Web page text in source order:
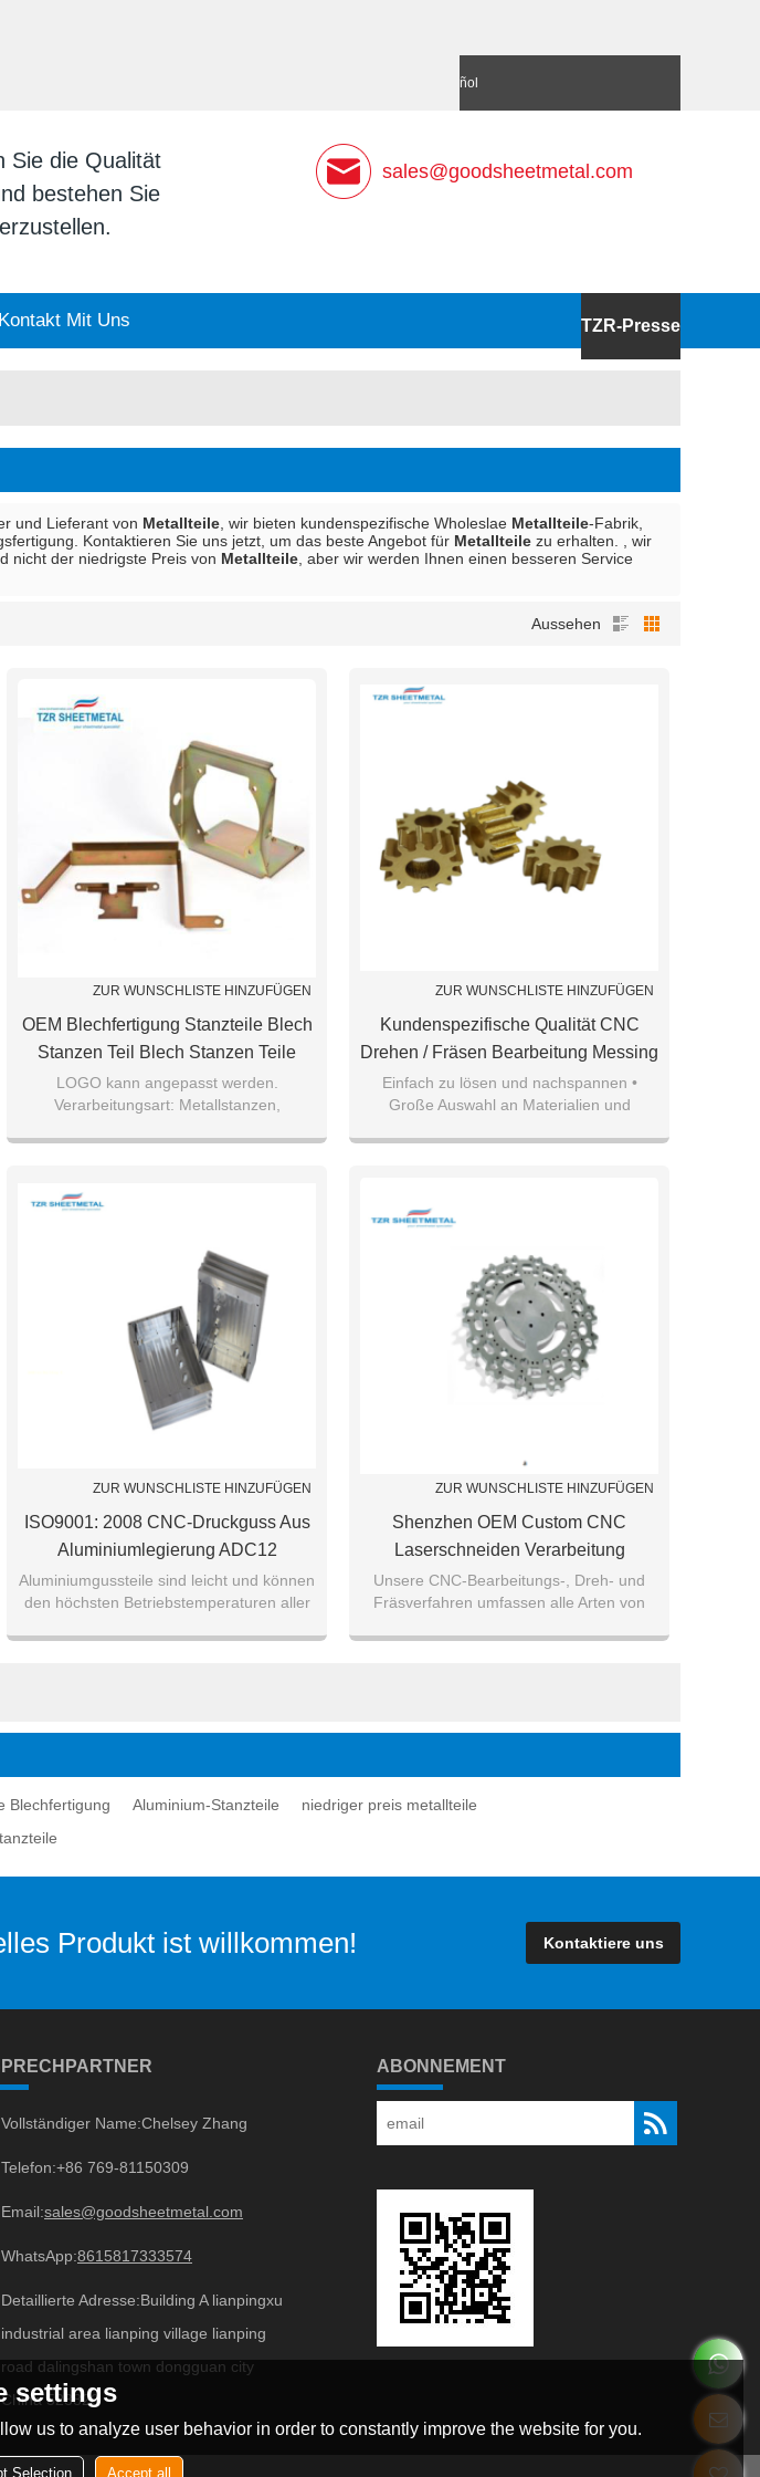
Español
Sie die Qualität
bestehen Sie
sales@goodsheetmetal.com
Kontakt Mit Uns TZR-Presse
und Lieferant von Metallteile , wir bieten kundenspezifische Wholeslae Metallteile-Fabrik,
Kontaktieren Sie uns jetzt, um das beste Angebot für Metallteile zu erhalten. , wir
nicht der niedrigste Preis von Metallteile , aber wir werden Ihnen einen besseren Service
Aussehen
ZUR WUNSCHLISTE HINZUFÜGEN
OEM Blechfertigung Stanzteile Blech
Stanzen Teil Blech Stanzen Teile
LOGO kann angepasst werden.
Verarbeitungsart: Metallstanzen,
Metallstanzen.
ZUR WUNSCHLISTE HINZUFÜGEN
Kundenspezifische Qualität CNC
Drehen / Fräsen Bearbeitung Messing
/ Kupfer Metallteile Hersteller
Einfach zu lösen und nachspannen •
Große Auswahl an Materialien und
Material: H-59, H-61, H-68, H-80 H-90
ZUR WUNSCHLISTE HINZUFÜGEN
ISO9001: 2008 CNC-Druckguss Aus
Aluminiumlegierung ADC12
Aluminiumgussteile sind leicht und können
den höchsten Betriebstemperaturen aller
ZUR WUNSCHLISTE HINZUFÜGEN
Shenzhen OEM Custom CNC
Laserschneiden Verarbeitung
AL5052.6061 / Stahl / SPCC /
Messing Metallteile
Unsere CNC-Bearbeitungs-, Dreh- und
Fräsverfahren umfassen alle Arten von
Blechfertigung Aluminium-Stanzteile
niedriger preis metallteile
Produkt ist willkommen! Kontaktiere uns
Vollständiger Name:Chelsey Zhang
Telefon:+86 769-81150309
Email:sales@goodsheetmetal.com
WhatsApp:8615817333574
Detaillierte Adresse:Building A lianpingxu
industrial area lianping village lianping
road dalingshan town dongguan city
China 523820
ABONNEMENT
settings
us to analyze user behavior in order to constantly improve the website for you.
Selection Accept all